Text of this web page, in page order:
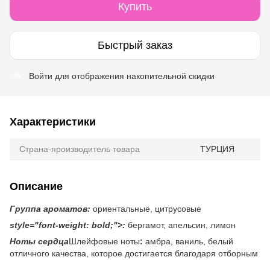
Купить
Быстрый заказ
Войти для отображения накопительной скидки
Характеристики
Страна-производитель товара ТУРЦИЯ
Описание
Группа ароматов: ориентальные, цитрусовые
style="font-weight: bold;">: бергамот, апельсин, лимон
Ноты сердцаШлейфовые ноты: амбра, ваниль, белый
отличного качества, которое достигается благодаря отборным